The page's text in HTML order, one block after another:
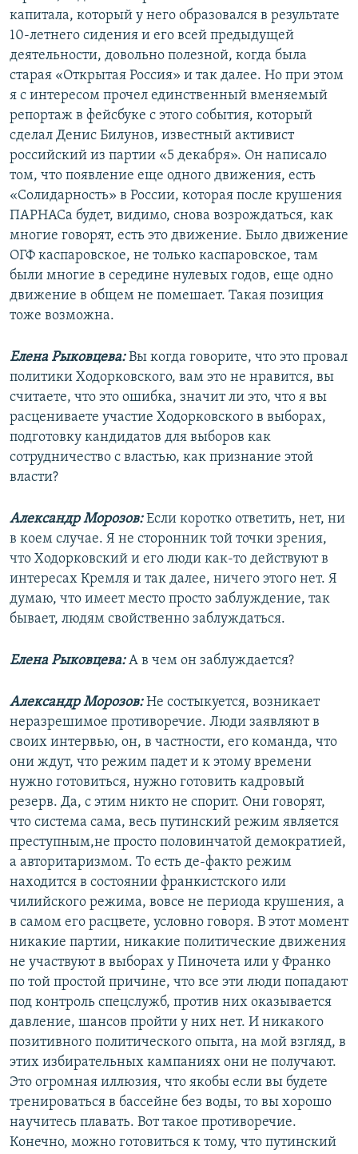
капитала, который у него образовался в результате
10-летнего сидения и его всей предыдущей
деятельности, довольно полезной, когда была
старая «Открытая Россия» и так далее. Но при этом
я с интересом прочел единственный вменяемый
репортаж в фейсбуке с этого события, который
сделал Денис Билунов, известный активист
российский из партии «5 декабря». Он написало
том, что появление еще одного движения, есть
«Солидарность» в России, которая после крушения
ПАРНАСа будет, видимо, снова возрождаться, как
многие говорят, есть это движение. Было движение
ОГФ каспаровское, не только каспаровское, там
были многие в середине нулевых годов, еще одно
движение в общем не помешает. Такая позиция
тоже возможна.
Елена Рыковцева:Вы когда говорите, что это провал
политики Ходорковского, вам это не нравится, вы
считаете, что это ошибка, значит ли это, что я вы
расцениваете участие Ходорковского в выборах,
подготовку кандидатов для выборов как
сотрудничество с властью, как признание этой
власти?
Александр Морозов:Если коротко ответить, нет, ни
в коем случае. Я не сторонник той точки зрения,
что Ходорковский и его люди как-то действуют в
интересах Кремля и так далее, ничего этого нет. Я
думаю, что имеет место просто заблуждение, так
бывает, людям свойственно заблуждаться.
Елена Рыковцева:А в чем он заблуждается?
Александр Морозов:Не состыкуется, возникает
неразрешимое противоречие. Люди заявляют в
своих интервью, он, в частности, его команда, что
они ждут, что режим падет и к этому времени
нужно готовиться, нужно готовить кадровый
резерв. Да, с этим никто не спорит. Они говорят,
что система сама, весь путинский режим является
преступным,не просто половинчатой демократией,
а авторитаризмом. То есть де-факто режим
находится в состоянии франкистского или
чилийского режима, вовсе не периода крушения, а
в самом его расцвете, условно говоря. В этот момент
никакие партии, никакие политические движения
не участвуют в выборах у Пиночета или у Франко
по той простой причине, что все эти люди попадают
под контроль спецслужб, против них оказывается
давление, шансов пройти у них нет. И никакого
позитивного политического опыта, на мой взгляд, в
этих избирательных кампаниях они не получают.
Это огромная иллюзия, что якобы если вы будете
тренироваться в бассейне без воды, то вы хорошо
научитесь плавать. Вот такое противоречие.
Конечно, можно готовиться к тому, что путинский